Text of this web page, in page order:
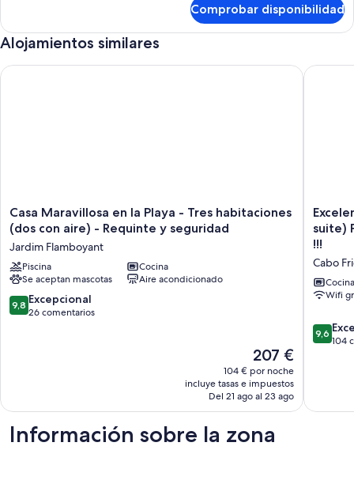
básico
Comprobar disponibilidad
Alojamientos similares
Casa
Maravillosa
en
la
Playa
-
Tres
habitaciones
seguridad
Jardim
Flamboyant
Casa Maravillosa en la Playa - Tres habitaciones
(dos con aire) - Requinte y seguridad
Jardim Flamboyant
Piscina
Cocina
Se aceptan mascotas
Aire acondicionado
9.8
sobre
9,8 Excepcional
26 comentarios
El
precio
actual
es
de
207 €
104 € por noche
incluye tasas e impuestos
Del 21 ago al 23 ago
Casa Maravillosa en la Playa - Tres habitaciones (dos con
de
2
(1
suite)
do
Forte
de
suite)
!!!
Cabo
Cocina
Wifi
9.6
sobre
9,6
104
Información sobre la zona